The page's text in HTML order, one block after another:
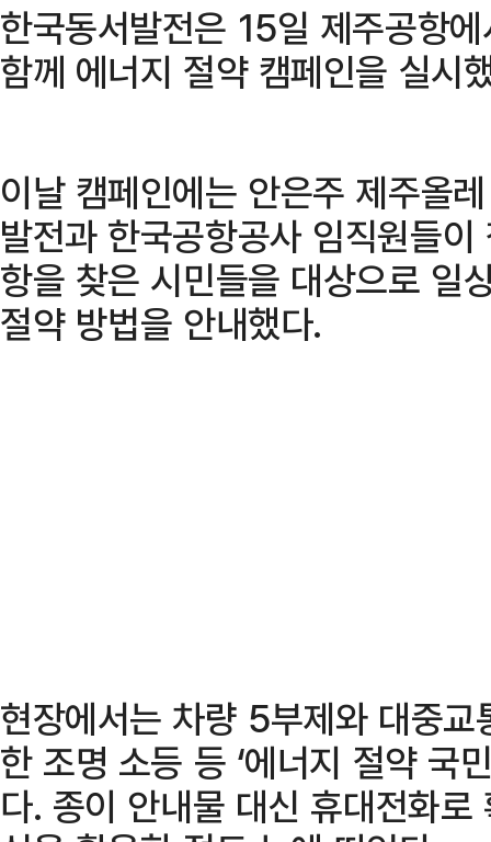
한국동서발전은 15일 제주공항
함께 에너지 절약 캠페인을 실시
이날 캠페인에는 안은주 제주올
발전과 한국공항공사 임직원들
항을 찾은 시민들을 대상으로 일
절약 방법을 안내했다.
현장에서는 차량 5부제와 대중
한 조명 소등 등 ‘에너지 절약 국
다. 종이 안내물 대신 휴대전화